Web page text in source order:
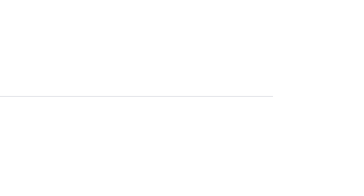
P310 - P405 - P501a